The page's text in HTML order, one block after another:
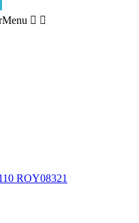
 
ROY08321